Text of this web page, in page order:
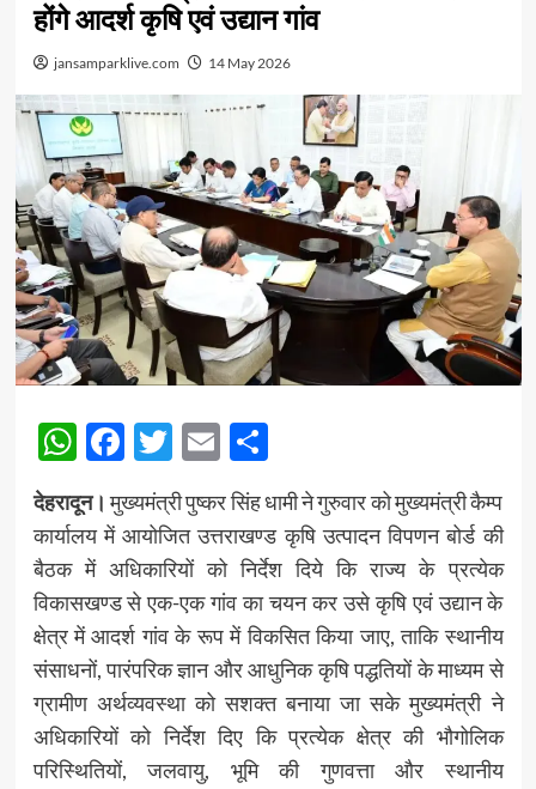
होंगे आदर्श कृषि एवं उद्यान गांव
jansamparklive.com 14 May 2026
WhatsApp
Facebook
Twitter
EmailShare
देहरादून। मुख्यमंत्री पुष्कर सिंह धामी ने गुरुवार को मुख्यमंत्री कैम्प
कार्यालय में आयोजित उत्तराखण्ड कृषि उत्पादन विपणन बोर्ड की
बैठक में अधिकारियों को निर्देश दिये कि राज्य के प्रत्येक
विकासखण्ड से एक-एक गांव का चयन कर उसे कृषि एवं उद्यान के
क्षेत्र में आदर्श गांव के रूप में विकसित किया जाए, ताकि स्थानीय
संसाधनों, पारंपरिक ज्ञान और आधुनिक कृषि पद्धतियों के माध्यम से
ग्रामीण अर्थव्यवस्था को सशक्त बनाया जा सके मुख्यमंत्री ने
अधिकारियों को निर्देश दिए कि प्रत्येक क्षेत्र की भौगोलिक
परिस्थितियों, जलवायु, भूमि की गुणवत्ता और स्थानीय